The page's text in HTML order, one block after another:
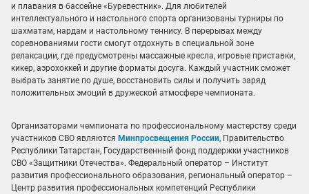
и плавания в бассейне «Буревестник». Для любителей
интеллектуального и настольного спорта организованы турниры по
шахматам, нардам и настольному теннису. В перерывах между
соревнованиями гости смогут отдохнуть в специальной зоне
релаксации, где предусмотрены массажные кресла, игровые приставки,
кикер, аэрохоккей и другие форматы досуга. Каждый участник сможет
выбрать занятие по душе, восстановить силы и получить заряд
положительных эмоций в дружеской атмосфере чемпионата.
Организаторами чемпионата по профессиональному мастерству среди
участников СВО являются Минпросвещения России, Правительство
Республики Татарстан, Государственный фонд поддержки участников
СВО «Защитники Отечества». Федеральный оператор – Институт
развития профессионального образования, региональный оператор –
Центр развития профессиональных компетенций Республики